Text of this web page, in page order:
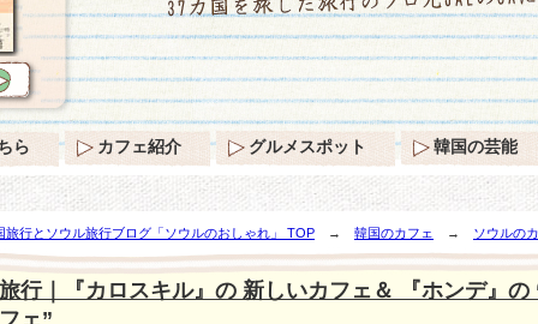
旅行とソウル旅行ブログ「ソウルのおしゃれ」 TOP → 韓国のカフェ → ソウルの
行｜『カロスキル』の 新しいカフェ＆ 『ホンデ』の
ェ”
ら カフェ紹介 グルメスポット 韓国の芸能